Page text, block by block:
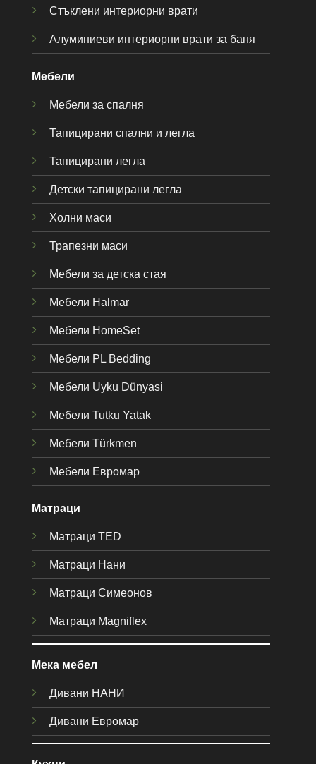
Стъклени интериорни врати
Алуминиеви интериорни врати за баня
Мебели
Мебели за спалня
Тапицирани спални и легла
Тапицирани легла
Детски тапицирани легла
Холни маси
Трапезни маси
Мебели за детска стая
Мебели Halmar
Мебели HomeSet
Мебели PL Bedding
Мебели Uyku Dünyasi
Мебели Tutku Yatak
Мебели Türkmen
Мебели Евромар
Матраци
Матраци TED
Матраци Нани
Матраци Симеонов
Матраци Magniflex
Мека мебел
Дивани НАНИ
Дивани Евромар